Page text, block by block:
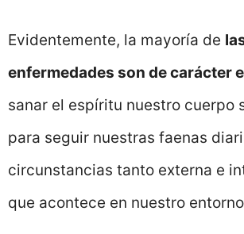
Evidentemente, la mayoría de
enfermedades son de carácter
sanar el espíritu nuestro cuerpo
para seguir nuestras faenas
circunstancias tanto externa e
que acontece en nuestro